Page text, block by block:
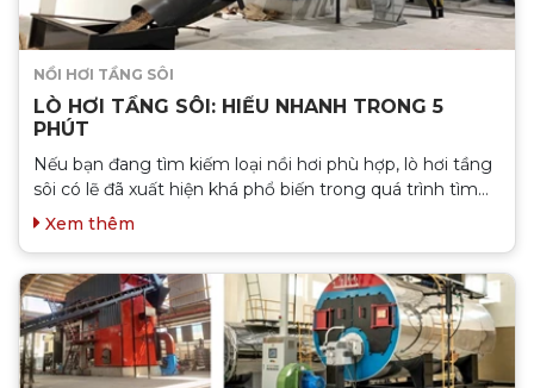
NỒI HƠI TẦNG SÔI
LÒ HƠI TẦNG SÔI: HIỂU NHANH TRONG 5
PHÚT
Nếu bạn đang tìm kiếm loại nồi hơi phù hợp, lò hơi tầng
sôi có lẽ đã xuất hiện khá phổ biến trong quá trình tìm
hiểu. Tuy nhiên, nếu bạn còn đang phân vân liệu lò hơi
bắt những thông tin tổng quan và cần thiết nhất về loại
lò này cùng chúng tôi nhé...
Xem thêm